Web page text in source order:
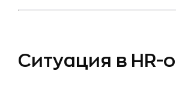
Ситуация в HR-